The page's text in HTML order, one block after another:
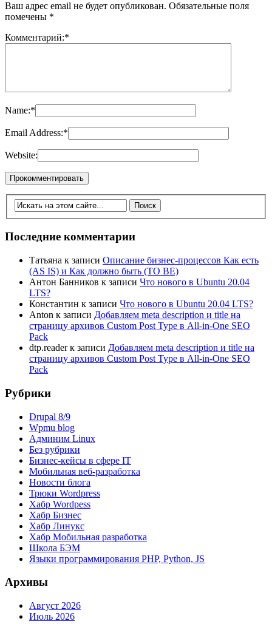
Ваш адрес email не будет опубликован. Обязательные поля
помечены *
Комментарий:*
Name:*
Email Address:*
Website:
Последние комментарии
Татьяна к записи Описание бизнес-процессов Как есть
(AS IS) и Как должно быть (TO BE)
Антон Банников к записи Что нового в Ubuntu 20.04
LTS?
Константин к записи Что нового в Ubuntu 20.04 LTS?
Anton к записи Добавляем meta description и title на
страницу архивов Custom Post Type в All-in-One SEO
Pack
dtp.readerк записи Добавляем meta description и title на
страницу архивов Custom Post Type в All-in-One SEO
Pack
Рубрики
Drupal 8/9
Wpmu blog
Админим Linux
Без рубрики
Бизнес-кейсы в сфере IT
Мобильная веб-разработка
Новости блога
Трюки Wordpress
Хабр Wordpess
Хабр Бизнес
Хабр Линукс
Хабр Мобильная разработка
Школа БЭМ
Языки программирования PHP, Python, JS
Архивы
Август 2026
Июль 2026